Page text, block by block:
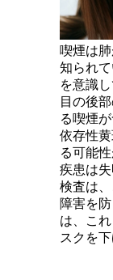
喫煙は
知られ
を意識
目の後
る喫煙
依存性
る可能
疾患は
検査は
障害を
は、こ
スクを